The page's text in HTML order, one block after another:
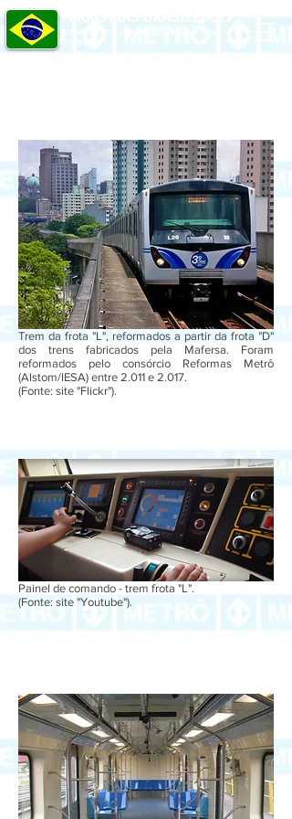
FERROVIAS BRASILEIRAS
Álbum de Fotos das Principais Ferrovias
do Brasil
Trem da frota "L", reformados a partir da frota "D"
dos trens fabricados pela Mafersa. Foram
reformados pelo consórcio Reformas Metrô
(Alstom/IESA) entre 2.011 e 2.017.
(Fonte: site "Flickr").
Painel de comando - trem frota "L".
(Fonte: site "Youtube").